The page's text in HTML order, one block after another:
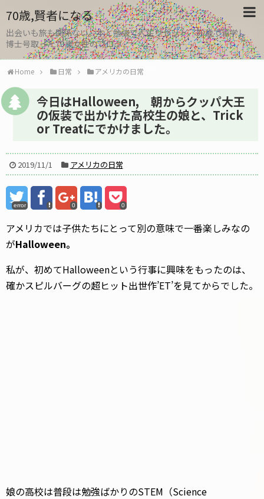
70歳,賢者になる
出会いも旅も関係ない。本と勉強で人生リセット、30歳で留学し
博士号取った70歳女性のブログ
Home 日常 アメリカの日常
今日はHalloween, 朝からクッパ大王
の仮装で出かけた高校生の娘と、Trick
or Treatにでかけました。
2019/11/1 アメリカの日常
error 0 0
アメリカでは子供たちにとって別の意味で一番楽しみなの
がHalloween。
私が、初めてHalloweenという行事に興味をもったのは、
確かスピルバーグの超ヒット出世作’ET’を見てからでした。
娘の高校は普段は勉強ばかりのSTEM（Science